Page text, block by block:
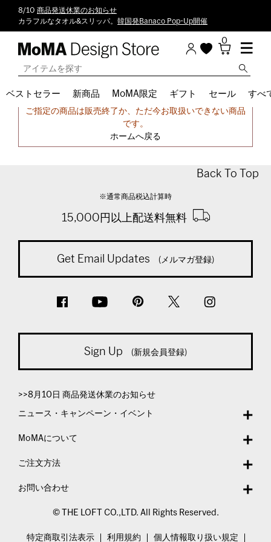
8/10 商品発送休業のお知らせ
カラフルなタオル&スリッパ。 韓国発Banaco Pop-Up開催
0
ベストセラー 新商品 MoMA限定 ギフト セール すべ
申し訳ございません。
ご指定の商品は販売終了か、ただ今お取扱いできない商品
です。
ホームへ戻る
Back To Top
※通常商品税込計算時
15,000円以上配送料無料
Get Email Updates (メルマガ登録)
Sign Up (新規会員登録)
>>8月10日 商品発送休業のお知らせ
ニュース・キャンペーン・イベント
MoMAについて
ご注文方法
お問い合わせ
© THE LOFT CO.,LTD. All Rights Reserved.
特定商取引法表示 利用規約 個人情報取り扱い規定